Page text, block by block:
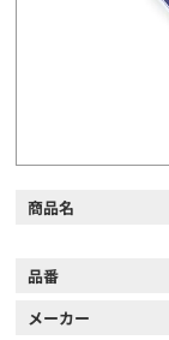
商品名
品番
メーカー